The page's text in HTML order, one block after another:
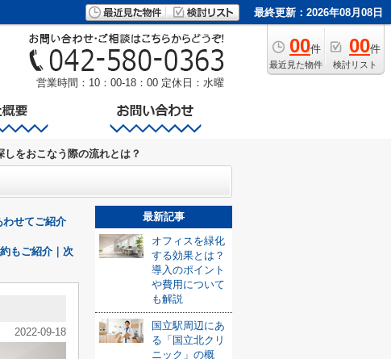
最終更新：2026年08月08日
00件
最近見た物件
00件
検討リスト
営業時間：10：00-18：00 定休日：水曜
をおこなう際の流れとは？
せてご紹介
もご紹介｜次
2022-09-18
最新記事
オフィスを緑化
する効果とは？
導入のポイント
や費用について
も解説
国立駅周辺にあ
る「国立北クリ
ニック」の概